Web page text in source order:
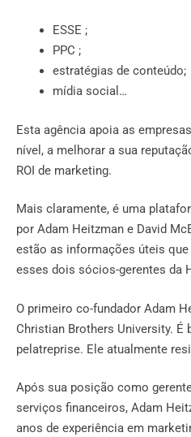
ESSE ;
PPC ;
estratégias de conteúdo;
mídia social…
Esta agência apoia as
nível, a melhorar a sua
ROI de marketing.
Mais claramente, é uma
por Adam Heitzman e David
estão as informações úteis
esses dois sócios-gerentes da
O primeiro co-fundador Adam
Christian Brothers University. É
pelatreprise. Ele atualmente
Após sua posição como
serviços financeiros, Adam
anos de experiência em